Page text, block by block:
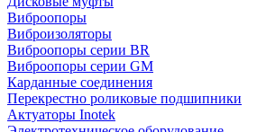
Виброопоры
Виброизоляторы
Виброопоры серии BR
Виброопоры серии GM
Карданные соединения
Перекрестно роликовые подшипники
Актуаторы Inotek